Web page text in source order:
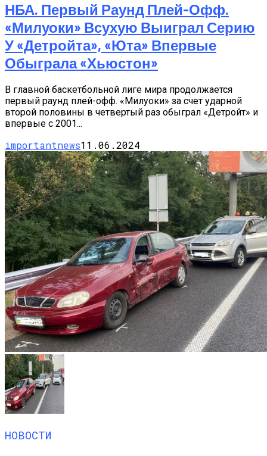
НБА. Первый Раунд Плей-Офф.
«Милуоки» Всухую Выиграл Серию
У «Детройта», «Юта» Впервые
Обыграла «Хьюстон»
В главной баскетбольной лиге мира продолжается
первый раунд плей-офф. «Милуоки» за счет ударной
второй половины в четвертый раз обыграл «Детройт» и
впервые с 2001...
importantnews11.06.2024
НОВОСТИ